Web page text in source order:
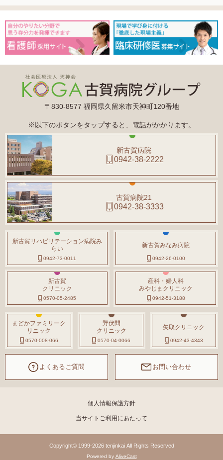
〒830-8577 福岡県久留米市天神町120番地
※以下のボタンをタップすると、電話がかかります。
新古賀病院
0942-38-2222
古賀病院21
0942-38-3333
新古賀リハビリテーション病院み
らい
0942-73-0011
新古賀みなみ病院
0942-26-0100
新古賀
クリニック
0570-05-2485
産科・婦人科
みやじまクリニック
0942-51-3188
まどかファミリーク
リニック
0570-008-066
野伏間
クリニック
0570-04-0066
矢取クリニック
0942-43-4343
よくあるご質問 お問い合わせ
個人情報保護方針
当サイトご利用にあたって
Copyright© 1999-2026 tenjinkai All Rights Reserved
Powered by AliveCast